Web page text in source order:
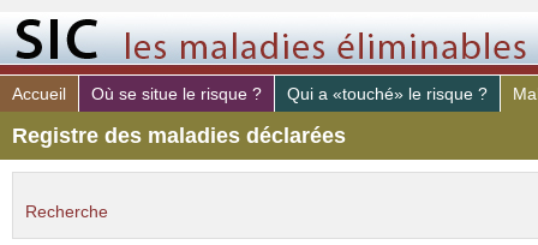
Accueil Où se situe le risque ? Qui a «touché» le risque ?
Registre des maladies déclarées
Recherche